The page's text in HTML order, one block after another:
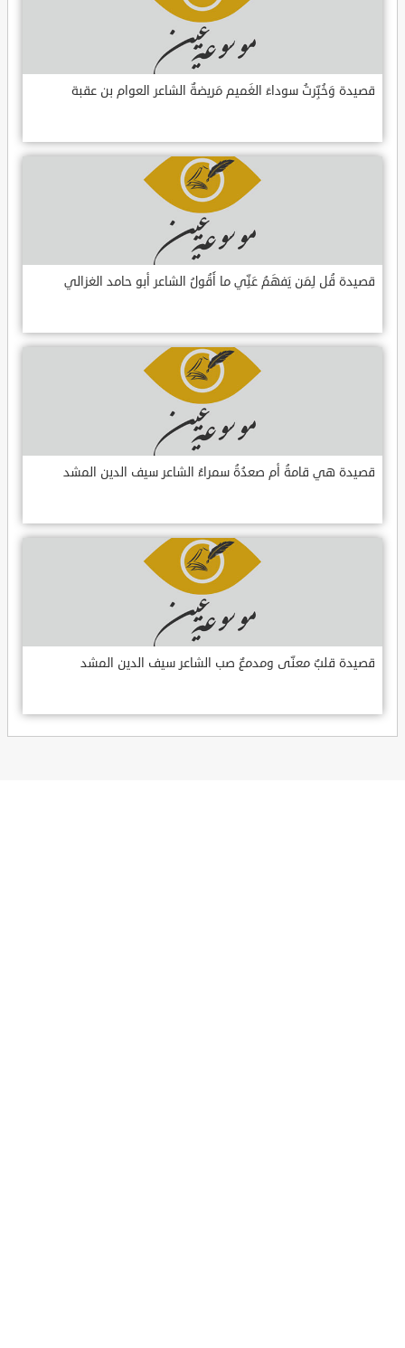
قصيدة وَخُبِّرتُ سوداءَ الغَميم مَريضةٌ الشاعر العوام بن عقبة
قصيدة قُل لِمَن يَفهَمُ عَنِّي ما أَقُولُ الشاعر أبو حامد الغزالي
قصيدة هي قامةُ أم صعدُةُ سمراءُ الشاعر سيف الدين المشد
قصيدة قلبٌ معنّى ومدمعٌ صب الشاعر سيف الدين المشد